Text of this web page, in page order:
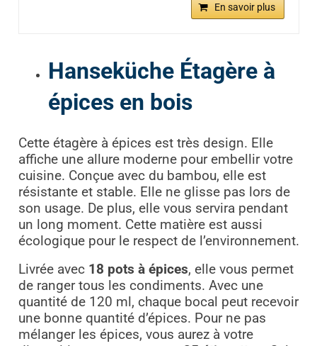
En savoir plus
Hanseküche Étagère à
épices en bois
Cette étagère à épices est très design. Elle
affiche une allure moderne pour embellir votre
cuisine. Conçue avec du bambou, elle est
résistante et stable. Elle ne glisse pas lors de
son usage. De plus, elle vous servira pendant
un long moment. Cette matière est aussi
écologique pour le respect de l’environnement.
Livrée avec 18 pots à épices, elle vous permet
de ranger tous les condiments. Avec une
quantité de 120 ml, chaque bocal peut recevoir
une bonne quantité d’épices. Pour ne pas
mélanger les épices, vous aurez à votre